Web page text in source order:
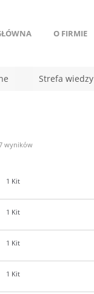
O FIRMIE
Strefa wiedzy
wyników
1 Kit
1 Kit
1 Kit
1 Kit